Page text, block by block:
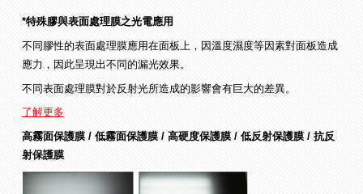
*特殊膠與表面處理膜之光電應用
不同膠性的表面處理膜應用在面板上，因溫度濕度等因素對面板造成
應力，因此呈現出不同的漏光效果。
不同表面處理膜對於反射光所造成的影響會有巨大的差異。
了解更多
高霧面保護膜 / 低霧面保護膜 / 高硬度保護膜 / 低反射保護膜 / 抗反
射保護膜